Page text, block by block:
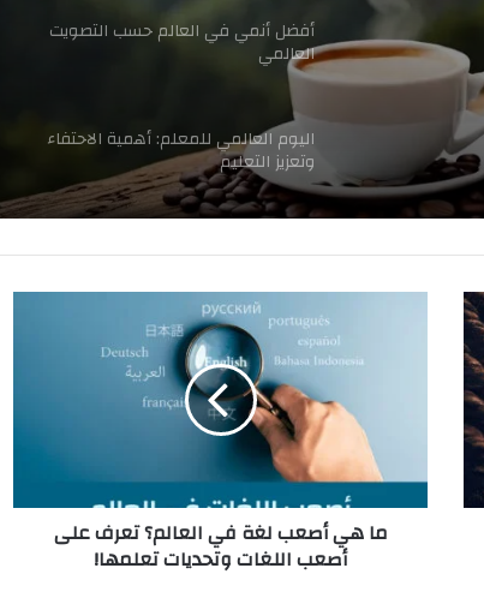
أفضل أنمي في العالم حسب التصويت
العالمي
اليوم العالمي للمعلم: أهمية الاحتفاء
وتعزيز التعليم
ب
ل
ما هي أصعب لغة في العالم؟ تعرف على
أصعب اللغات وتحديات تعلمها!